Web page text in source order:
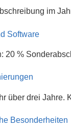
im
Software
20 %
über drei Jahre.
Besonderheiten